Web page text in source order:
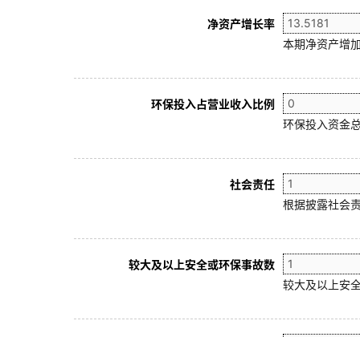
净资产增长率
本期净资产增
环保投入占营业收入比例
环保投入资金
社会责任
根据披露社会
较大及以上安全或环保事故数
较大及以上安